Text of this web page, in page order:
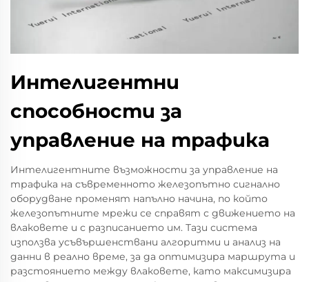
Интелигентни
способности за
управление на трафика
Интелигентните възможности за управление на
трафика на съвременното железопътно сигнално
оборудване променят напълно начина, по който
железопътните мрежи се справят с движението на
влаковете и с разписанието им. Тази система
използва усъвършенствани алгоритми и анализ на
данни в реално време, за да оптимизира маршрута и
разстоянието между влаковете, като максимизира